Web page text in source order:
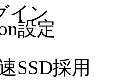
イン
設定
SSD採用